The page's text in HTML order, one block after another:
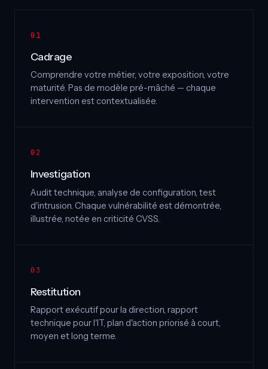
Cadrage
Comprendre votre métier, votre exposition, votre
maturité. Pas de modèle pré-mâché — chaque
intervention est contextualisée.
Investigation
Audit technique, analyse de configuration, test
d'intrusion. Chaque vulnérabilité est démontrée,
illustrée, notée en criticité CVSS.
Restitution
Rapport exécutif pour la direction, rapport
technique pour l'IT, plan d'action priorisé à court,
moyen et long terme.